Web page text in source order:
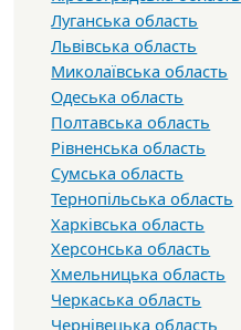
Луганська область
Львівська область
Миколаївська область
Одеська область
Полтавська область
Рівненська область
Сумська область
Тернопільська область
Харківська область
Херсонська область
Хмельницька область
Черкаська область
Чернівецька область